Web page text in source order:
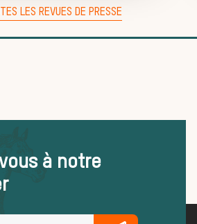
équipage
ACTUALITÉS ET ÉVÉNEMENTS
LES REVUES DE PRESSE
à notre